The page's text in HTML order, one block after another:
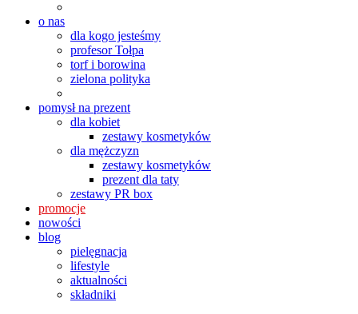
o nas
dla kogo jesteśmy
profesor Tołpa
torf i borowina
zielona polityka
pomysł na prezent
dla kobiet
zestawy kosmetyków
dla mężczyzn
zestawy kosmetyków
prezent dla taty
zestawy PR box
promocje
nowości
blog
pielęgnacja
lifestyle
aktualności
składniki